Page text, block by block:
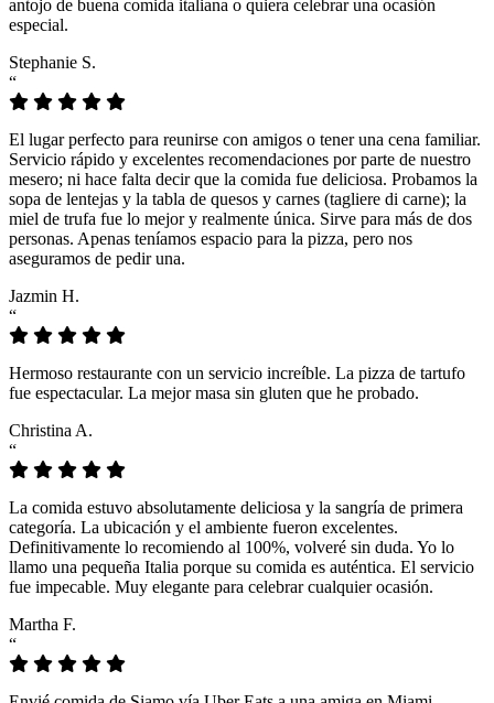
antojo de buena comida italiana o quiera celebrar una ocasión
especial.
Stephanie S.
“
El lugar perfecto para reunirse con amigos o tener una cena familiar.
Servicio rápido y excelentes recomendaciones por parte de nuestro
mesero; ni hace falta decir que la comida fue deliciosa. Probamos la
sopa de lentejas y la tabla de quesos y carnes (tagliere di carne); la
miel de trufa fue lo mejor y realmente única. Sirve para más de dos
personas. Apenas teníamos espacio para la pizza, pero nos
aseguramos de pedir una.
Jazmin H.
“
Hermoso restaurante con un servicio increíble. La pizza de tartufo
fue espectacular. La mejor masa sin gluten que he probado.
Christina A.
“
La comida estuvo absolutamente deliciosa y la sangría de primera
categoría. La ubicación y el ambiente fueron excelentes.
Definitivamente lo recomiendo al 100%, volveré sin duda. Yo lo
llamo una pequeña Italia porque su comida es auténtica. El servicio
fue impecable. Muy elegante para celebrar cualquier ocasión.
Martha F.
“